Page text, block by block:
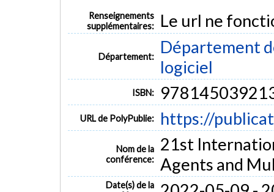
Renseignements
supplémentaires:
Le url ne
Département:
Département
logiciel
ISBN:
URL de PolyPublie: https://
Nom de la
conférence:
21st
Agents and
Date(s) de la